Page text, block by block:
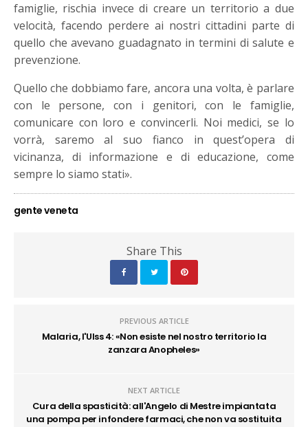
famiglie, rischia invece di creare un territorio a due
velocità, facendo perdere ai nostri cittadini parte di
quello che avevano guadagnato in termini di salute e
prevenzione.
Quello che dobbiamo fare, ancora una volta, è parlare
con le persone, con i genitori, con le famiglie,
comunicare con loro e convincerli. Noi medici, se lo
vorrà, saremo al suo fianco in quest’opera di
vicinanza, di informazione e di educazione, come
sempre lo siamo stati».
gente veneta
Share This
PREVIOUS ARTICLE
Malaria, l'Ulss 4: «Non esiste nel nostro territorio la
zanzara Anopheles»
NEXT ARTICLE
Cura della spasticità: all'Angelo di Mestre impiantata
una pompa per infondere farmaci, che non va sostituita